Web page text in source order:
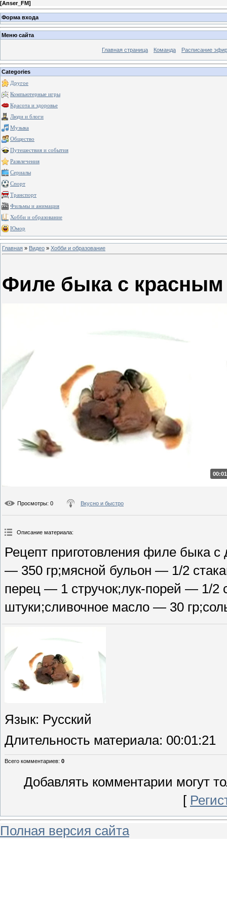
[Anser_FM]
Форма входа
Меню сайта
Главная страница Команда Расписание
Categories
Другое
Компьютерные игры
Красота и здоровье
Люди и блоги
Музыка
Общество
Путешествия и события
Развлечения
Сериалы
Спорт
Транспорт
Фильмы и анимация
Хобби и образование
Юмор
Главная » Видео » Хобби и образование
Филе быка с
Просмотры: 0 Вкусно и быстро
Описание материала:
Рецепт приготовления филе быка
— 350 гр;мясной бульон — 1/2
перец — 1 стручок;лук-порей — 1/
штуки;сливочное масло — 30
Язык: Русский
Длительность материала: 00:01:21
Всего комментариев: 0
Добавлять комментарии могут
[
Полная версия сайта